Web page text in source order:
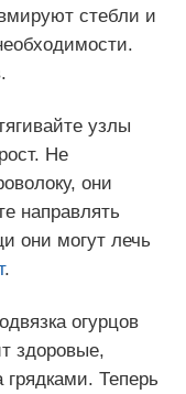
стебли и
узлы
Не
они
направлять
они могут лечь
.
огурцов
здоровые,
Теперь